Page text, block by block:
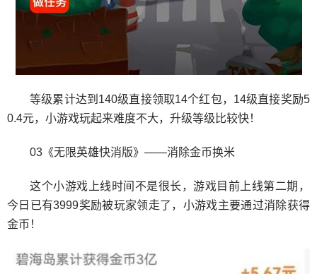
等级累计达到140级直接领取14个红包，14级直接奖励5
0.4元，小游戏玩起来难度不大，升级等级比较快！
03《无限英雄快消版》——消除金币换米
这个小游戏上线时间不是很长，游戏目前上线第二期，
今日已有3999奖励被玩家领走了，小游戏主要通过消除获得
金币！